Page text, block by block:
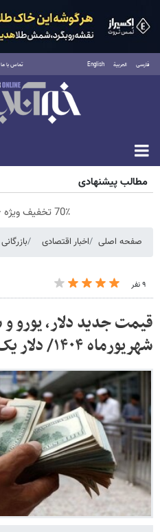
فارسی العربية English تماس با ما
پنجشنبه ۱۵ مرداد ۱۴۰۵
مطالب پیشنهادی
70٪ تخفیف ویژه + خرید اقساطی با اسنپ‌پی
صفحه اصلی اخبار اقتصادی بازرگانی
۹ نفر
شهریورماه ۱۴۰۴/ دلار یک کانال دیگر پرید